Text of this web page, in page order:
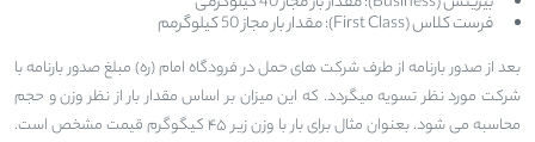
فرست کلاس (First Class): مقدار بار مجاز 50 کیلوگرمم
بعد از صدور بارنامه از طرف شرکت های حمل در فرودگاه امام (ره) مبلغ صدور بارنامه با
شرکت مورد نظر تسویه میگردد. که این میزان بر اساس مقدار بار از نظر وزن و حجم
محاسبه می شود. بعنوان مثال برای بار با وزن زیر ۴۵ کیگوگرم قیمت مشخص است.